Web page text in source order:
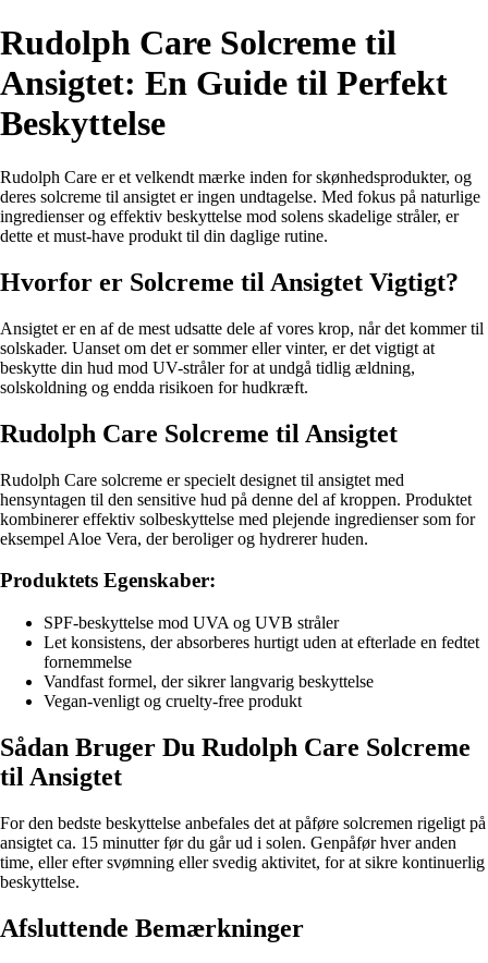
Rudolph Care Solcreme til
Ansigtet: En Guide til Perfekt
Beskyttelse
Rudolph Care er et velkendt mærke inden for skønhedsprodukter, og
deres solcreme til ansigtet er ingen undtagelse. Med fokus på naturlige
ingredienser og effektiv beskyttelse mod solens skadelige stråler, er
dette et must-have produkt til din daglige rutine.
Hvorfor er Solcreme til Ansigtet Vigtigt?
Ansigtet er en af de mest udsatte dele af vores krop, når det kommer til
solskader. Uanset om det er sommer eller vinter, er det vigtigt at
beskytte din hud mod UV-stråler for at undgå tidlig ældning,
solskoldning og endda risikoen for hudkræft.
Rudolph Care Solcreme til Ansigtet
Rudolph Care solcreme er specielt designet til ansigtet med
hensyntagen til den sensitive hud på denne del af kroppen. Produktet
kombinerer effektiv solbeskyttelse med plejende ingredienser som for
eksempel Aloe Vera, der beroliger og hydrerer huden.
Produktets Egenskaber:
SPF-beskyttelse mod UVA og UVB stråler
Let konsistens, der absorberes hurtigt uden at efterlade en fedtet
fornemmelse
Vandfast formel, der sikrer langvarig beskyttelse
Vegan-venligt og cruelty-free produkt
Sådan Bruger Du Rudolph Care Solcreme
til Ansigtet
For den bedste beskyttelse anbefales det at påføre solcremen rigeligt på
ansigtet ca. 15 minutter før du går ud i solen. Genpåfør hver anden
time, eller efter svømning eller svedig aktivitet, for at sikre kontinuerlig
beskyttelse.
Afsluttende Bemærkninger